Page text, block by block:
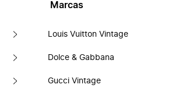
Marcas
Louis Vuitton Vintage
Dolce & Gabbana
Gucci Vintage